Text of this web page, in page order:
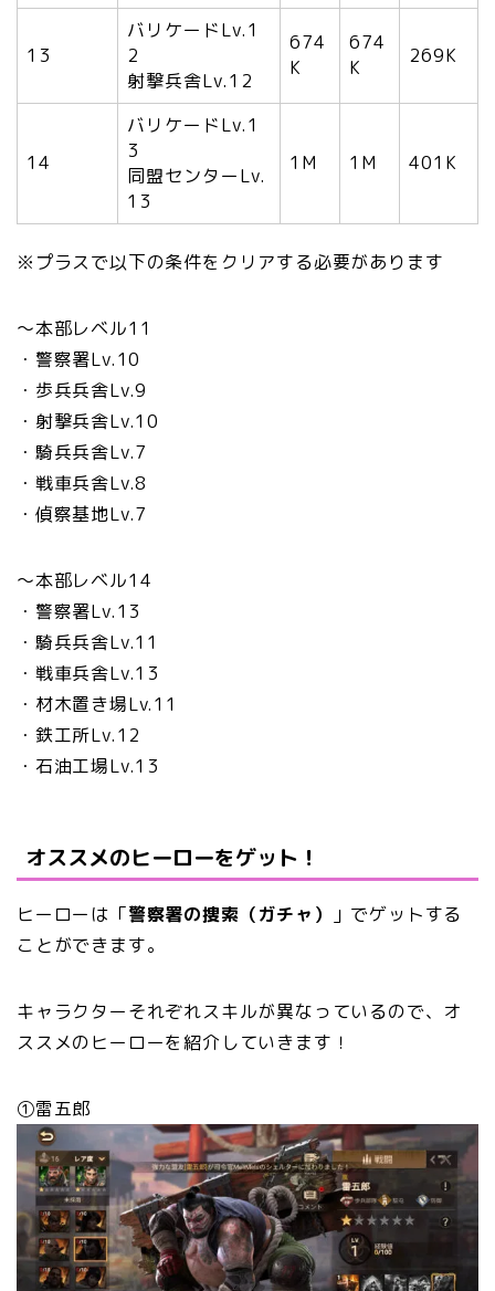
13
バリケードLv.1
2
射撃兵舎Lv.12
674
K
674
K
269K
14
バリケードLv.1
3
同盟センターLv.
13
1M 1M 401K
※プラスで以下の条件をクリアする必要があります
〜本部レベル11
・警察署Lv.10
・歩兵兵舎Lv.9
・射撃兵舎Lv.10
・騎兵兵舎Lv.7
・戦車兵舎Lv.8
・偵察基地Lv.7
〜本部レベル14
・警察署Lv.13
・騎兵兵舎Lv.11
・戦車兵舎Lv.13
・材木置き場Lv.11
・鉄工所Lv.12
・石油工場Lv.13
オススメのヒーローをゲット！
ヒーローは「警察署の捜索（ガチャ）
」でゲットする
ことができます。
キャラクターそれぞれスキルが異なっているので、オ
ススメのヒーローを紹介していきます！
①雷五郎